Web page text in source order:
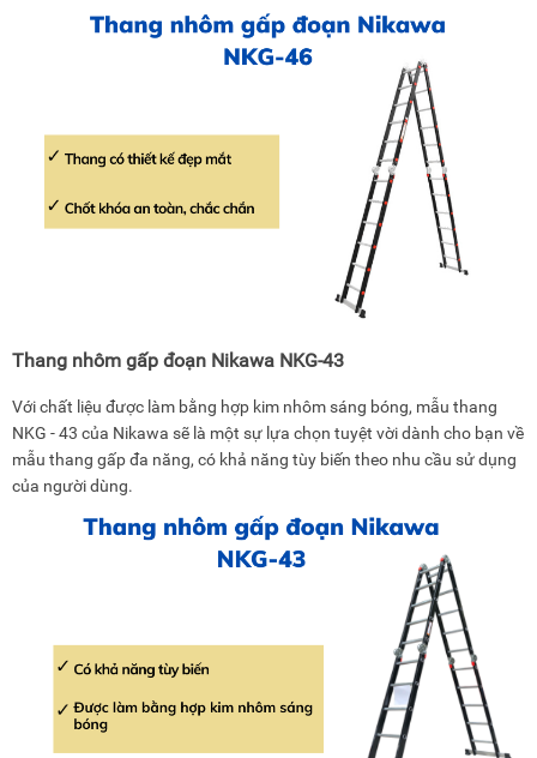
Thang nhôm gấp đoạn Nikawa NKG-43
Với chất liệu được làm bằng hợp kim nhôm sáng bóng, mẫu thang
NKG - 43 của Nikawa sẽ là một sự lựa chọn tuyệt vời dành cho bạn về
mẫu thang gấp đa năng, có khả năng tùy biến theo nhu cầu sử dụng
của người dùng.